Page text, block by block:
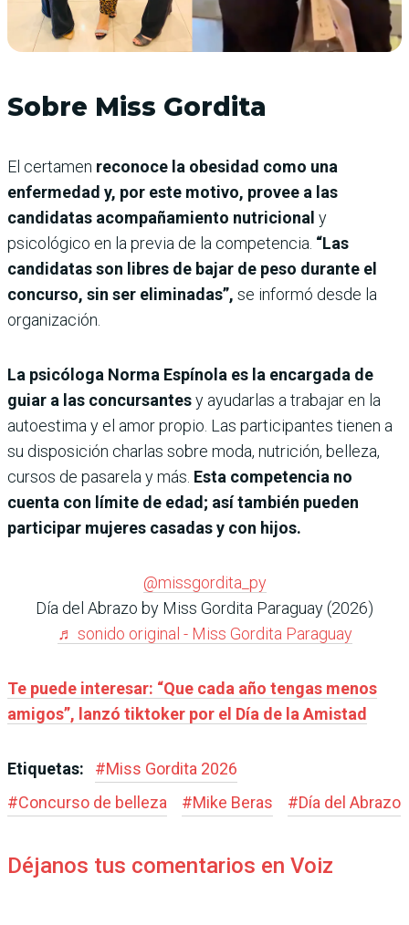
Sobre Miss Gordita
El certamen reconoce la obesidad como una
enfermedad y, por este motivo, provee a las
candidatas acompañamiento nutricional y
psicológico en la previa de la competencia. “Las
candidatas son libres de bajar de peso durante el
concurso, sin ser eliminadas”, se informó desde la
organización.
La psicóloga Norma Espínola es la encargada de
guiar a las concursantesy ayudarlas a trabajar en la
autoestima y el amor propio. Las participantes tienen a
su disposición charlas sobre moda, nutrición, belleza,
cursos de pasarela y más. Esta competencia no
cuenta con límite de edad; así también pueden
participar mujeres casadas y con hijos.
@missgordita_py
Día del Abrazo by Miss Gordita Paraguay (2026)
♬ sonido original - Miss Gordita Paraguay
Te puede interesar: “Que cada año tengas menos
amigos”, lanzó tiktoker por el Día de la Amistad
Etiquetas: #Miss Gordita 2026
#Concurso de belleza #Mike Beras #Día del Abrazo
Déjanos tus comentarios en Voiz